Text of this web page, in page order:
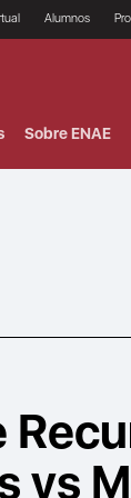
Alumnos
Prácticas en
Sobre ENAE
vs